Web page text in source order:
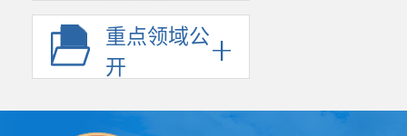
重点领域公
开